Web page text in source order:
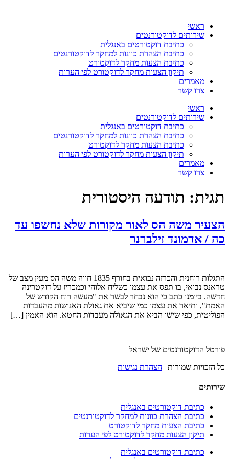
ראשי
שירותים לדוקטורנטים
כתיבת דוקטורטים באנגלית
כתיבת הצהרת כוונות למחקר לדוקטורנטים
כתיבת הצעות מחקר לדוקטורט
תיקון הצעות מחקר לדוקטורט לפי הערות
מאמרים
צרו קשר
ראשי
שירותים לדוקטורנטים
כתיבת דוקטורטים באנגלית
כתיבת הצהרת כוונות למחקר לדוקטורנטים
כתיבת הצעות מחקר לדוקטורט
תיקון הצעות מחקר לדוקטורט לפי הערות
מאמרים
צרו קשר
תגית: תודעה היסטורית
הצעיר משה הס לאור מקורות שלא נחשפו עד
כה / אדמונד זילברנר
התגלות רוחנית והכרזה נבואית בחורף 1835 חווה משה הס מעין מצב של
טראנס נבואי, בו תפס את עצמו כשליח אלוהי וכמכריז על דוקטרינה
חדשה. ביומנו כתב כי הוא נבחר לבשר את "מעשה רוח הקודש של
האמת", ותיאר את עצמו כמי שיביא את גאולת האנושות מהעבדות
הפוליטית, כפי שישו הביא את הגאולה מעבדות החטא. הוא האמין […]
פורטל הדוקטורנטים של ישראל
כל הזכויות שמורות | הצהרת נגישות
שירותים
כתיבת דוקטורטים באנגלית
כתיבת הצהרת כוונות למחקר לדוקטורנטים
כתיבת הצעות מחקר לדוקטורט
תיקון הצעות מחקר לדוקטורט לפי הערות
כתיבת דוקטורטים באנגלית